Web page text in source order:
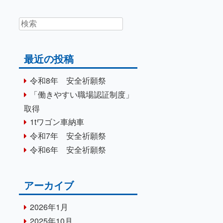
最近の投稿
令和8年 安全祈願祭
「働きやすい職場認証制度」
取得
1tワゴン車納車
令和7年 安全祈願祭
令和6年 安全祈願祭
アーカイブ
2026年1月